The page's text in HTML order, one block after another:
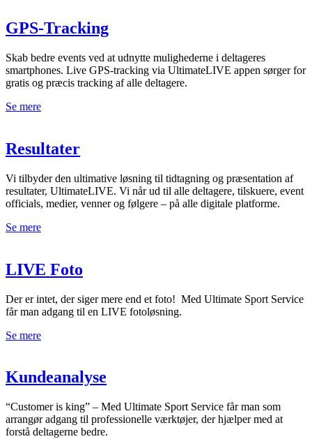
GPS-Tracking
Skab bedre events ved at udnytte mulighederne i deltageres
smartphones. Live GPS-tracking via UltimateLIVE appen sørger for
gratis og præcis tracking af alle deltagere.
Se mere
Resultater
Vi tilbyder den ultimative løsning til tidtagning og præsentation af
resultater, UltimateLIVE. Vi når ud til alle deltagere, tilskuere, event
officials, medier, venner og følgere – på alle digitale platforme.
Se mere
LIVE Foto
Der er intet, der siger mere end et foto! Med Ultimate Sport Service
får man adgang til en LIVE fotoløsning.
Se mere
Kundeanalyse
“Customer is king” – Med Ultimate Sport Service får man som
arrangør adgang til professionelle værktøjer, der hjælper med at
forstå deltagerne bedre.